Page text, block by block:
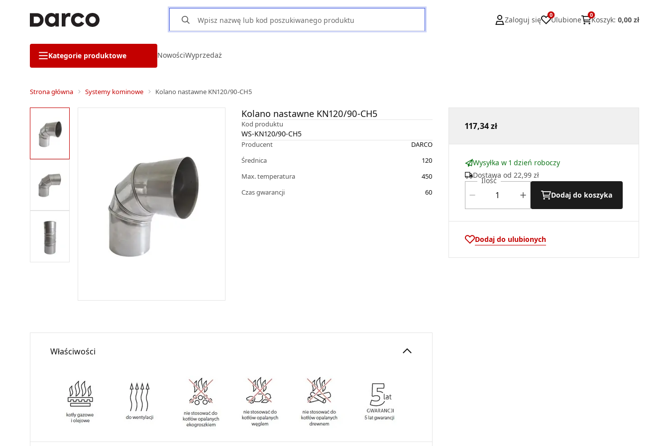
Zaloguj się
0
Ulubione
0
Koszyk: 0,00 zł
Kategorie produktowe NowościWyprzedaż
Strona główna Systemy kominowe Kolano nastawne KN120/90-CH5
Kolano nastawne KN120/90-CH5
Kod produktu
WS-KN120/90-CH5
Producent
DARCO
Średnica
120
Max. temperatura
450
Czas gwarancji
60
117,34 zł
Wysyłka w 1 dzień roboczy
Dostawa od 22,99 zł
Ilość
Dodaj do koszyka
Dodaj do ulubionych
Właściwości